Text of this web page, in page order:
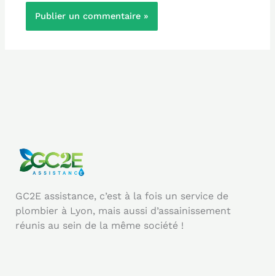
GC2E assistance, c’est à la fois un service de
plombier à Lyon, mais aussi d’assainissement
réunis au sein de la même société !